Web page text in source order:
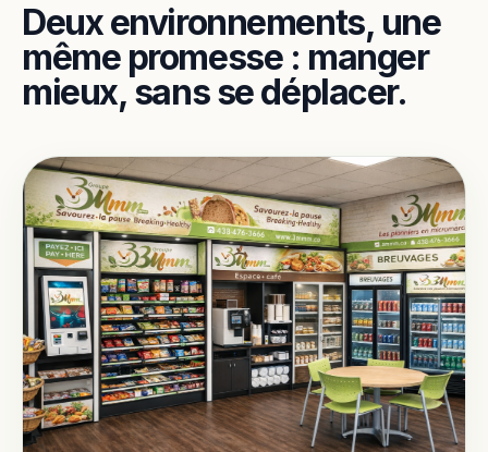
Deux environnements, une
même promesse : manger
mieux, sans se déplacer.